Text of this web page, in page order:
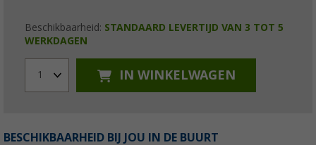
Beschikbaarheid: STANDAARD LEVERTIJD VAN 3 TOT 5
WERKDAGEN
1 IN WINKELWAGEN
BESCHIKBAARHEID BIJ JOU IN DE BUURT